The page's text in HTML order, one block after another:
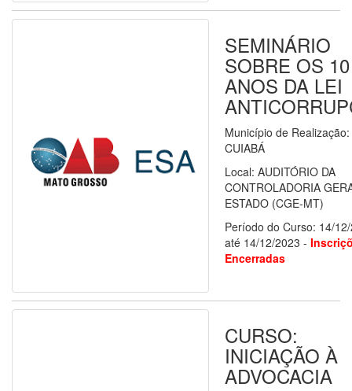
SEMINÁRIO
SOBRE OS 10
ANOS DA LEI
Município de Realização:
CUIABÁ
Local: AUDITÓRIO DA
CONTROLADORIA
ESTADO (CGE-MT)
Período do Curso: 14/
até 14/12/2023 -
Encerradas
CURSO:
INICIAÇÃO À
ADVOCACIA